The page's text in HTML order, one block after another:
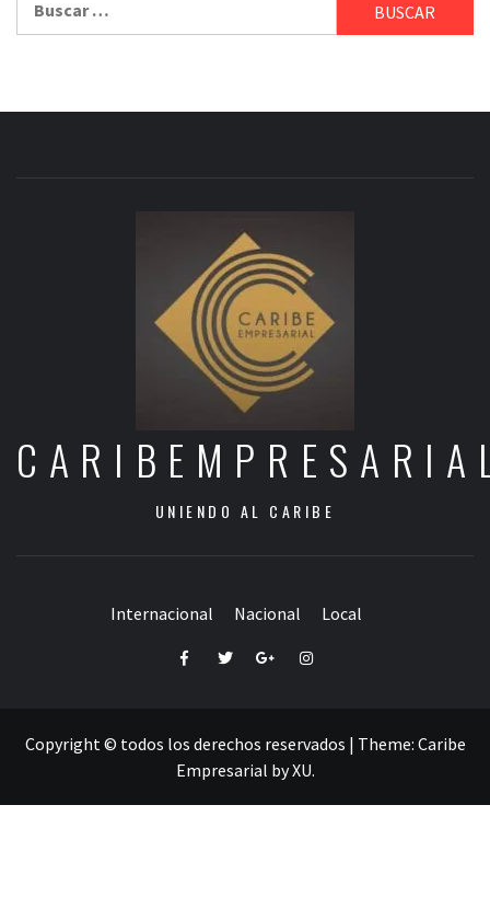
UNIENDO AL CARIBE
Internacional Nacional Local
FacebookTwitterGoogle+Instagram
Copyright © todos los derechos reservados | Theme: Caribe
Empresarial byXU.